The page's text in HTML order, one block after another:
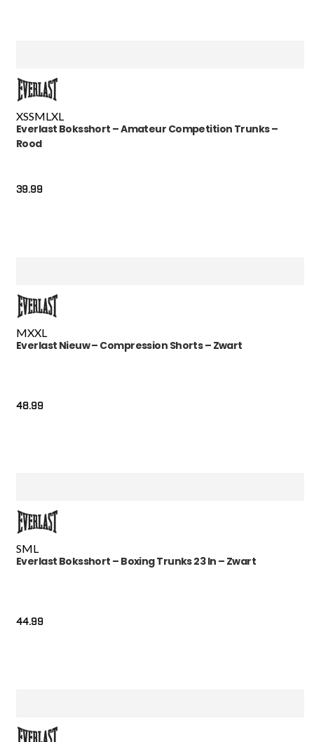
XSSMLXL
Everlast Boksshort – Amateur Competition Trunks –
Rood
39.99
MXXL
Everlast Nieuw – Compression Shorts – Zwart
48.99
SML
Everlast Boksshort – Boxing Trunks 23 In – Zwart
44.99